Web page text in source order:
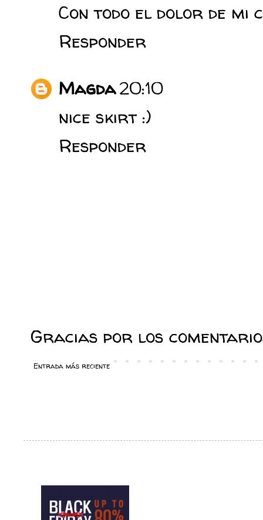
Con todo el dolor de mi
Responder
Magda20:10
nice skirt :)
Responder
Gracias por los
Entrada más reciente